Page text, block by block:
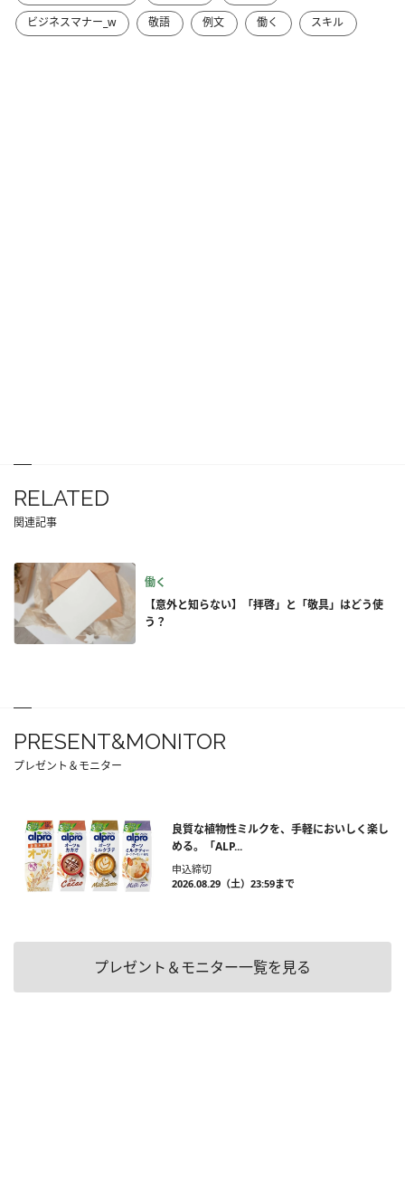
ビジネスマナー_w
敬語 例文 働く スキル
RELATED
関連記事
働く
【意外と知らない】「拝啓」と「敬具」はどう使
う？
PRESENT&MONITOR
プレゼント＆モニター
良質な植物性ミルクを、手軽においしく楽し
める。「ALP...
申込締切
2026.08.29（土）23:59まで
プレゼント＆モニター一覧を見る